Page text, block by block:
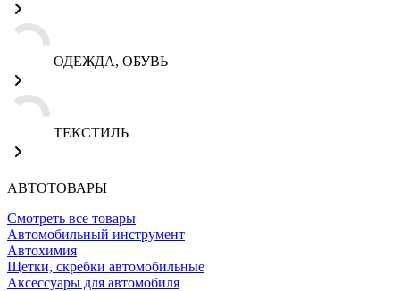
ОДЕЖДА, ОБУВЬ
ТЕКСТИЛЬ
АВТОТОВАРЫ
Смотреть все товары
Автомобильный инструмент
Автохимия
Щетки, скребки автомобильные
Аксессуары для автомобиля